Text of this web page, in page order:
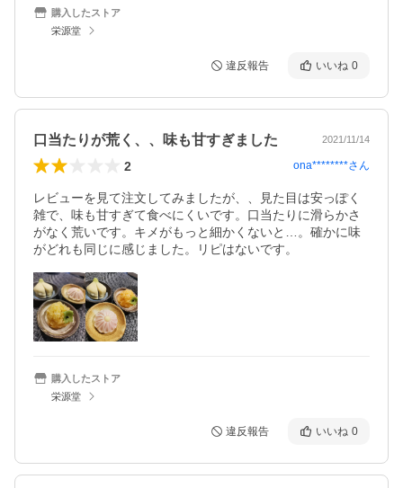
購入したストア
栄源堂
違反報告 いいね 0
口当たりが荒く、、味も甘すぎました 2021/11/14
2 ona********さん
レビューを見て注文してみましたが、、見た目は安っぽく
雑で、味も甘すぎて食べにくいです。口当たりに滑らかさ
がなく荒いです。キメがもっと細かくないと…。確かに味
がどれも同じに感じました。リピはないです。
購入したストア
栄源堂
違反報告 いいね 0